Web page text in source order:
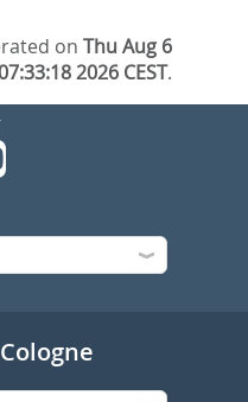
onThu Aug 6
2026 CEST.